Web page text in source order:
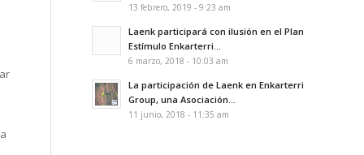
13 febrero, 2019 - 9:23 am
Laenk participará con ilusión en el Plan
Estímulo Enkarterri...
6 marzo, 2018 - 10:03 am
La participación de Laenk en Enkarterri
Group, una Asociación...
11 junio, 2018 - 11:35 am